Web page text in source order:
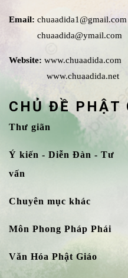
Email: chuaadida1@gmail.com
chuaadida@ymail.com
Website: www.chuaadida.com
www.chuaadida.net
CHỦ ĐỀ PHẬT
Thư giãn
Ý kiến - Diễn Đàn - Tư
vấn
Chuyên mục khác
Môn Phong Pháp Phái
Văn Hóa Phật Giáo